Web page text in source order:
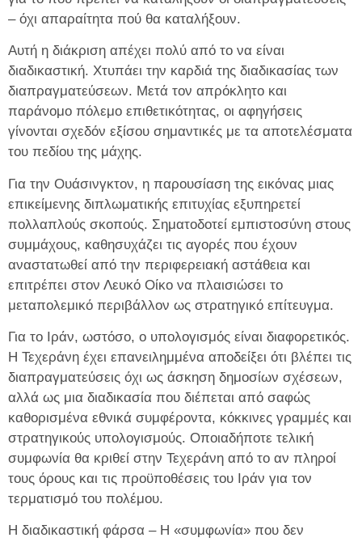
– όχι απαραίτητα πού θα καταλήξουν.
Αυτή η διάκριση απέχει πολύ από το να είναι
διαδικαστική. Χτυπάει την καρδιά της διαδικασίας των
διαπραγματεύσεων. Μετά τον απρόκλητο και
παράνομο πόλεμο επιθετικότητας, οι αφηγήσεις
γίνονται σχεδόν εξίσου σημαντικές με τα αποτελέσματα
του πεδίου της μάχης.
Για την Ουάσινγκτον, η παρουσίαση της εικόνας μιας
επικείμενης διπλωματικής επιτυχίας εξυπηρετεί
πολλαπλούς σκοπούς. Σηματοδοτεί εμπιστοσύνη στους
συμμάχους, καθησυχάζει τις αγορές που έχουν
αναστατωθεί από την περιφερειακή αστάθεια και
επιτρέπει στον Λευκό Οίκο να πλαισιώσει το
μεταπολεμικό περιβάλλον ως στρατηγικό επίτευγμα.
Για το Ιράν, ωστόσο, ο υπολογισμός είναι διαφορετικός.
Η Τεχεράνη έχει επανειλημμένα αποδείξει ότι βλέπει τις
διαπραγματεύσεις όχι ως άσκηση δημοσίων σχέσεων,
αλλά ως μια διαδικασία που διέπεται από σαφώς
καθορισμένα εθνικά συμφέροντα, κόκκινες γραμμές και
στρατηγικούς υπολογισμούς. Οποιαδήποτε τελική
συμφωνία θα κριθεί στην Τεχεράνη από το αν πληροί
τους όρους και τις προϋποθέσεις του Ιράν για τον
τερματισμό του πολέμου.
Η διαδικαστική φάρσα – Η «συμφωνία» που δεν